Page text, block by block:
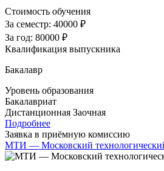
Стоимость обучения
За семестр: 40000 ₽
За год: 80000 ₽
Квалификация выпускника
Бакалавр
Уровень образования
Бакалавриат
Дистанционная Заочная
Подробнее
Заявка в приёмную комиссию
МТИ — Московский